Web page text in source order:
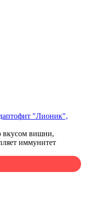
"Лионик",
вкусом вишни,
иммунитет